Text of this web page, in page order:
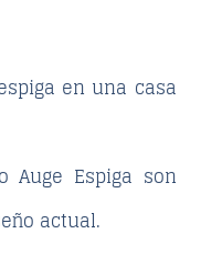
en una casa
Auge Espiga son
actual.